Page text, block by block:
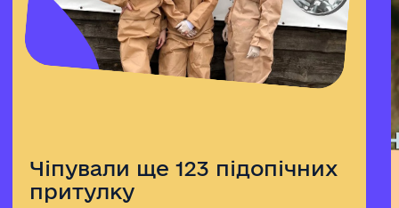
Чіпували ще 123 підопічних
притулку